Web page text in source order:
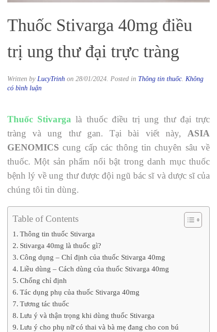
Thuốc Stivarga 40mg điều
trị ung thư đại trực tràng
Written by LucyTrinh on 28/01/2024. Posted in Thông tin thuốc. Không
có bình luậnở
40mg
điều
ung
thư
đại
trực
tràng
Thuốc Stivarga là thuốc điều trị ung thư đại trực
tràng và ung thư gan. Tại bài viết này,ASIA
GENOMICS cung cấp các thông tin chuyên sâu về
thuốc. Một sản phẩm nổi bật trong danh mục thuốc
bệnh lý về ung thư được đội ngũ bác sĩ và dược sĩ của
chúng tôi tin dùng.
Table of Contents
Thông tin thuốc Stivarga
Stivarga 40mg là thuốc gì?
Công dụng – Chỉ định của thuốc Stivarga 40mg
Liều dùng – Cách dùng của thuốc Stivarga 40mg
Chống chỉ định
Tác dụng phụ của thuốc Stivarga 40mg
Tương tác thuốc
Lưu ý và thận trọng khi dùng thuốc Stivarga
Lưu ý cho phụ nữ có thai và bà mẹ đang cho con bú